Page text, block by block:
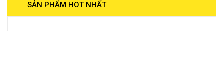
SẢN PHẨM HOT NHẤT